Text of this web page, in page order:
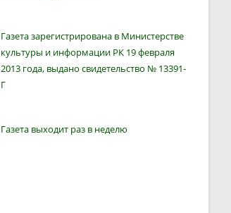
Газета зарегистрирована в Министерстве
культуры и информации РК 19 февраля
2013 года, выдано свидетельство № 13391-
Г
Газета выходит раз в неделю